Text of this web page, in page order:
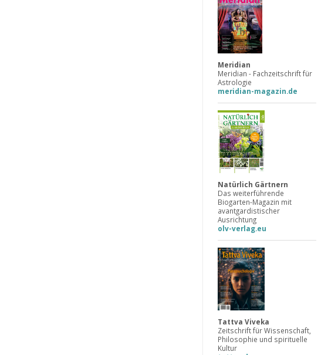
Meridian
Meridian - Fachzeitschrift für
Astrologie
meridian-magazin.de
Natürlich Gärtnern
Das weiterführende
Biogarten-Magazin mit
avantgardistischer
Ausrichtung
olv-verlag.eu
Tattva Viveka
Zeitschrift für Wissenschaft,
Philosophie und spirituelle
Kultur